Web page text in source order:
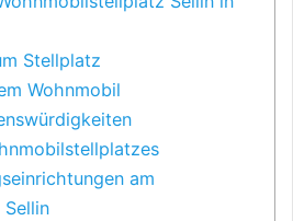
Stellplatz
Wohnmobil
am